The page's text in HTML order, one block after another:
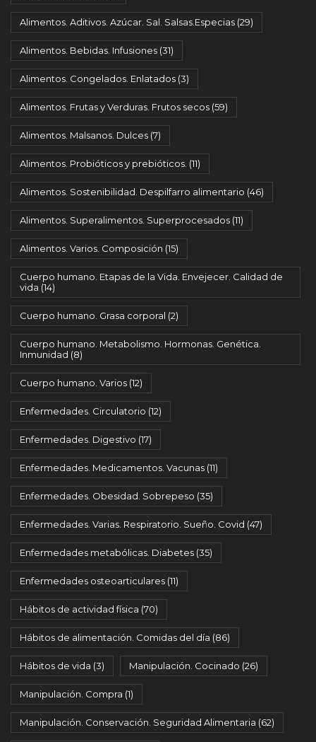
Alimentos. Aditivos. Azúcar. Sal. Salsas.Especias (29)
Alimentos. Bebidas. Infusiones (31)
Alimentos. Congelados. Enlatados (3)
Alimentos. Frutas y Verduras. Frutos secos (59)
Alimentos. Malsanos. Dulces (7)
Alimentos. Probióticos y prebióticos. (11)
Alimentos. Sostenibilidad. Despilfarro alimentario (46)
Alimentos. Superalimentos. Superprocesados (11)
Alimentos. Varios. Composición (15)
Cuerpo humano. Etapas de la Vida. Envejecer. Calidad de
vida (14)
Cuerpo humano. Grasa corporal (2)
Cuerpo humano. Metabolismo. Hormonas. Genética.
Inmunidad (8)
Cuerpo humano. Varios (12)
Enfermedades. Circulatorio (12)
Enfermedades. Digestivo (17)
Enfermedades. Medicamentos. Vacunas (11)
Enfermedades. Obesidad. Sobrepeso (35)
Enfermedades. Varias. Respiratorio. Sueño. Covid (47)
Enfermedades metabólicas. Diabetes (35)
Enfermedades osteoarticulares (11)
Hábitos de actividad física (70)
Hábitos de alimentación. Comidas del día (86)
Hábitos de vida (3) Manipulación. Cocinado (26)
Manipulación. Compra (1)
Manipulación. Conservación. Seguridad Alimentaria (62)